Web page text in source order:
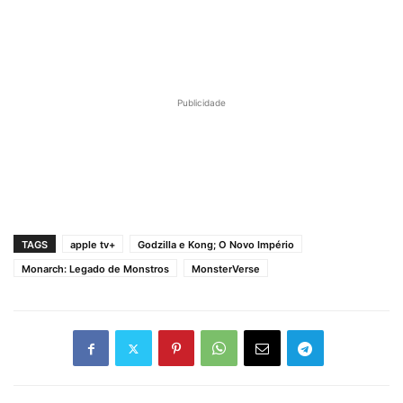
Publicidade
TAGS apple tv+
Godzilla e Kong; O Novo Império
Monarch: Legado de Monstros
MonsterVerse